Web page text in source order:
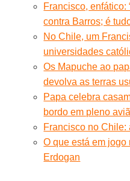
Francisco, enfático:
contra Barros; é
No Chile, um
universidades
Os Mapuche ao
devolva as terras
Papa celebra
bordo em pleno
Francisco no
O que está em
Erdogan